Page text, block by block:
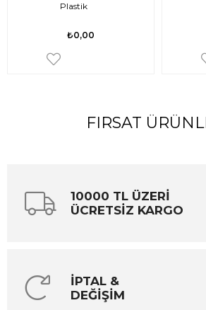
Plastik
₺0,00
FIRSAT
10000 TL ÜZERİ
ÜCRETSİZ KARGO
İPTAL &
DEĞİŞİM